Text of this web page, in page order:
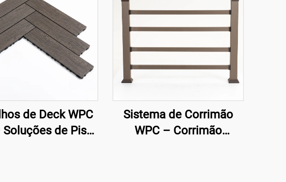
de Deck WPC
Soluções de Piso
Sistema de Corrimão
WPC – Corrimão